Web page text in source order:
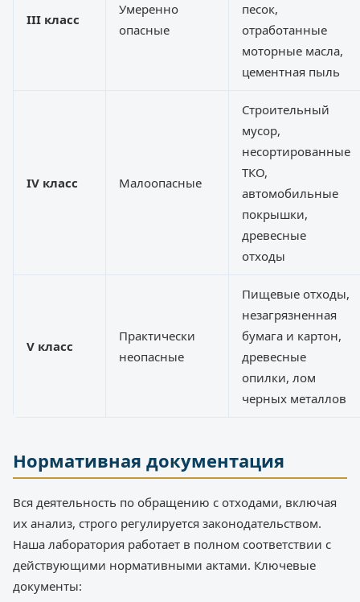
III класс
Умеренно
опасные
песок,
отработанные
моторные масла,
цементная пыль
IV класс Малоопасные
Строительный
мусор,
несортированные
ТКО,
автомобильные
покрышки,
древесные
отходы
V класс
Практически
неопасные
Пищевые отходы,
незагрязненная
бумага и картон,
древесные
опилки, лом
черных металлов
Нормативная документация
Вся деятельность по обращению с отходами, включая
их анализ, строго регулируется законодательством.
Наша лаборатория работает в полном соответствии с
действующими нормативными актами. Ключевые
документы: